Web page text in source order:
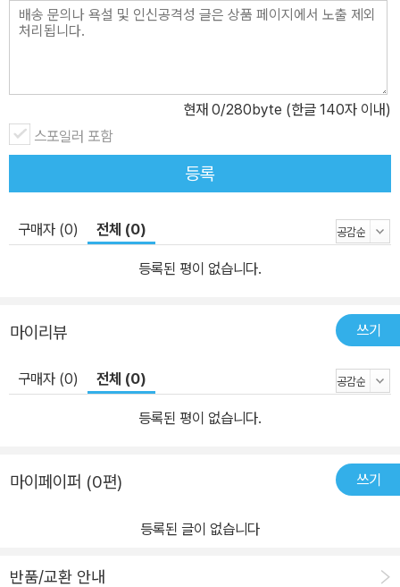
현재 0/280byte (한글 140자 이내)
스포일러 포함
등록
구매자 (0) 전체 (0)
등록된 평이 없습니다.
마이리뷰 쓰기
구매자 (0) 전체 (0)
등록된 평이 없습니다.
마이페이퍼 (0편) 쓰기
등록된 글이 없습니다
반품/교환 안내